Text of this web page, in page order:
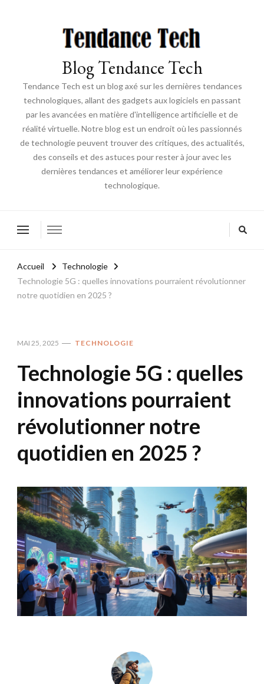
Blog Tendance Tech
Tendance Tech est un blog axé sur les dernières tendances
technologiques, allant des gadgets aux logiciels en passant
par les avancées en matière d'intelligence artificielle et de
réalité virtuelle. Notre blog est un endroit où les passionnés
de technologie peuvent trouver des critiques, des actualités,
des conseils et des astuces pour rester à jour avec les
dernières tendances et améliorer leur expérience
technologique.
Accueil
Technologie
Technologie 5G : quelles innovations pourraient révolutionner
notre quotidien en 2025 ?
MAI 25, 2025 TECHNOLOGIE
Technologie 5G : quelles
innovations pourraient
révolutionner notre
quotidien en 2025 ?